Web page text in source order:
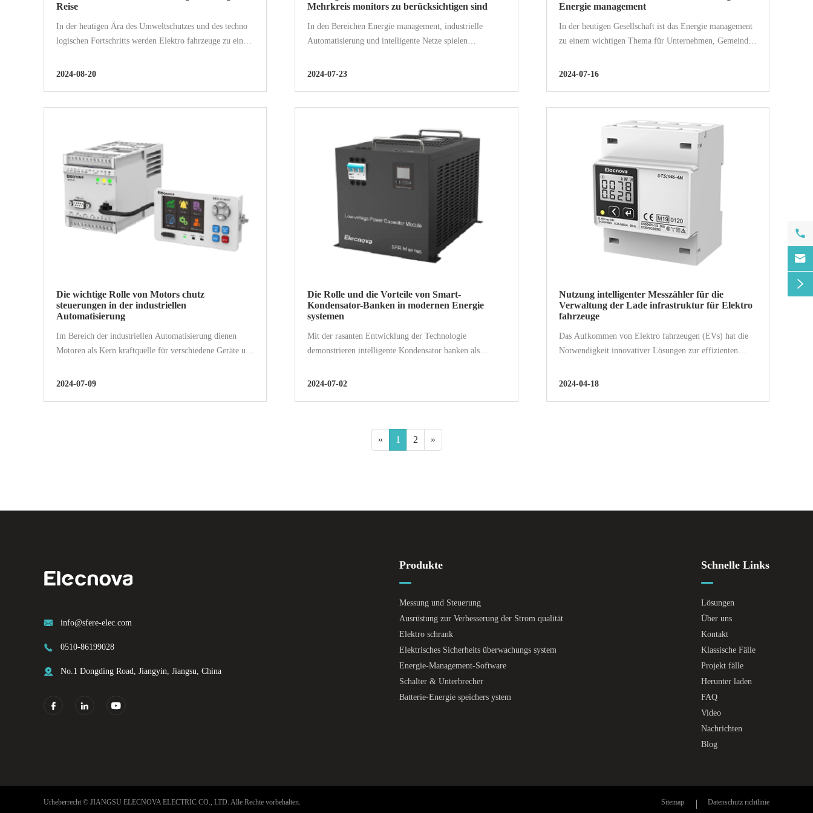
Reise
In der heutigen Ära des Umweltschutzes und des techno
logischen Fortschritts werden Elektro fahrzeuge zu einer
dieser grünen Revolution...
2024-08-20
Mehrkreis monitors zu berücksichtigen sind
In den Bereichen Energie management, industrielle
Automatisierung und intelligente Netze spielen
können die elektrischen Parameter mehrerer Schaltungen
2024-07-23
Energie management
In der heutigen Gesellschaft ist das Energie management
zu einem wichtigen Thema für Unternehmen, Gemeinden
lichen Wachstum des Energie bedarfs und Schwankungen
2024-07-16
Die wichtige Rolle von Motors chutz
steuerungen in der industriellen
Automatisierung
Im Bereich der industriellen Automatisierung dienen
Motoren als Kern kraftquelle für verschiedene Geräte und
entscheidend macht. Als "Wächter" der Motoren,...
2024-07-09
Die Rolle und die Vorteile von Smart-
Kondensator-Banken in modernen Energie
systemen
Mit der rasanten Entwicklung der Technologie
demonstrieren intelligente Kondensator banken als
systeme allmählich ihre unverzicht bare Rolle und
2024-07-02
Nutzung intelligenter Messzähler für die
Verwaltung der Lade infrastruktur für Elektro
fahrzeuge
Das Aufkommen von Elektro fahrzeugen (EVs) hat die
Notwendigkeit innovativer Lösungen zur effizienten
kritische Komponente dieses sich entwickelnden
2024-04-18
« 1 2 »
 info@sfere-elec.com
 0510-86199028
 No.1 Dongding Road, Jiangyin, Jiangsu, China
  
Produkte
Messung und Steuerung
Ausrüstung zur Verbesserung der Strom qualität
Elektro schrank
Elektrisches Sicherheits überwachungs system
Energie-Management-Software
Schalter & Unterbrecher
Batterie-Energie speichers ystem
Schnelle Links
Lösungen
Über uns
Kontakt
Klassische Fälle
Projekt fälle
Herunter laden
FAQ
Video
Nachrichten
Blog
Urheberrecht © JIANGSU ELECNOVA ELECTRIC CO., LTD. Alle Rechte vorbehalten. Sitemap Datenschutz richtlinie


